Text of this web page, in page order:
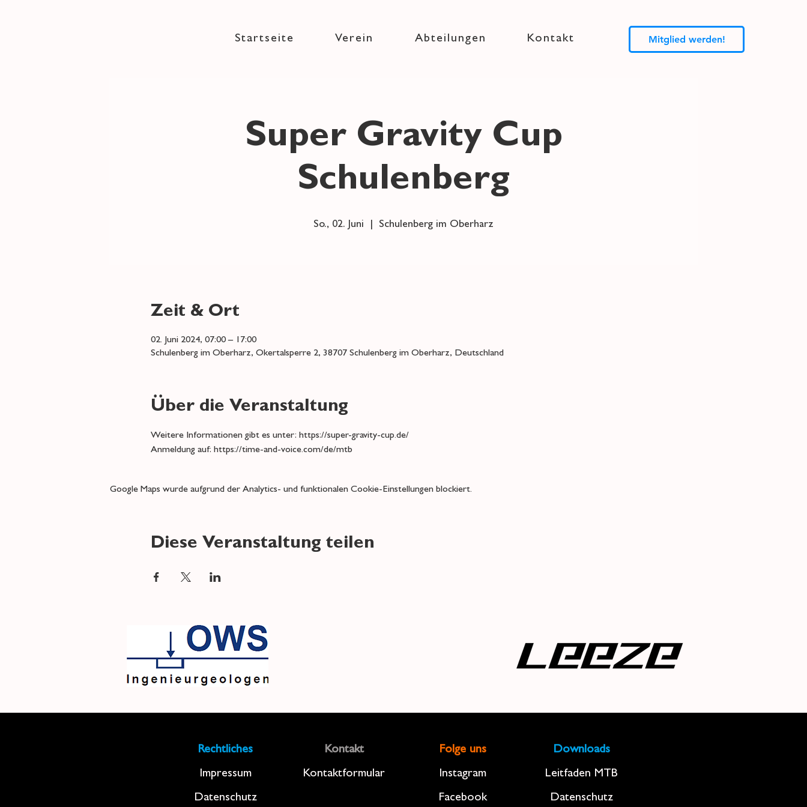
Startseite Verein Abteilungen Kontakt Mitglied werden!
Super Gravity Cup
Schulenberg
So., 02. Juni Schulenberg im Oberharz
Zeit & Ort
02. Juni 2024, 07:00 – 17:00
Schulenberg im Oberharz, Okertalsperre 2, 38707 Schulenberg im Oberharz, Deutschland
Über die Veranstaltung
Weitere Informationen gibt es unter: https://super-gravity-cup.de/
Anmeldung auf: https://time-and-voice.com/de/mtb
Google Maps wurde aufgrund der Analytics- und funktionalen Cookie-Einstellungen blockiert.
Diese Veranstaltung teilen
Rechtliches
Impressum
Datenschutz
Kontakt
Kontaktformular
Folge uns
Instagram
Facebook
Downloads
Leitfaden MTB
Datenschutz